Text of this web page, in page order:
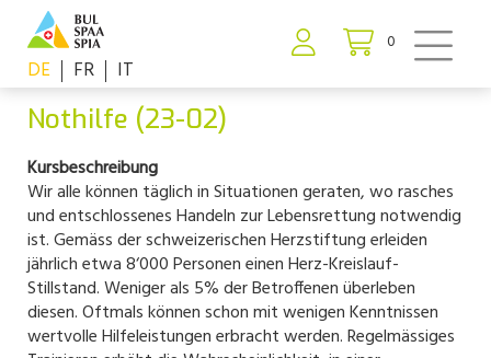
0
DE FR IT
Nothilfe (23-02)
Kursbeschreibung
Wir alle können täglich in Situationen geraten, wo rasches
und entschlossenes Handeln zur Lebensrettung notwendig
ist. Gemäss der schweizerischen Herzstiftung erleiden
jährlich etwa 8‘000 Personen einen Herz-Kreislauf-
Stillstand. Weniger als 5% der Betroffenen überleben
diesen. Oftmals können schon mit wenigen Kenntnissen
wertvolle Hilfeleistungen erbracht werden. Regelmässiges